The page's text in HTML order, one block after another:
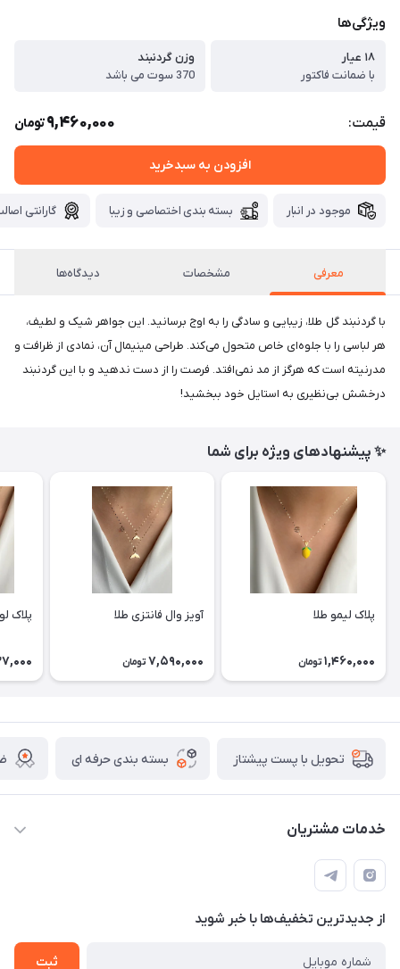
ویژگی‌ها
۱۸ عیار
با ضمانت فاکتور
وزن گردنبند
370 سوت می باشد
قیمت: 9,460,000تومان
افزودن به سبدخرید
موجود در انبار بسته بندی اختصاصی و زیبا گارانتی
معرفی مشخصات دیدگاه‌ها
با گردنبند گل طلا، زیبایی و سادگی را به اوج برسانید. این جواهر شیک و لطیف،
هر لباسی را با جلوه‌ای خاص متحول می‌کند. طراحی مینیمال آن، نمادی از ظرافت و
مدرنیته است که هرگز از مد نمی‌افتد. فرصت را از دست ندهید و با این گردنبند
درخشش بی‌نظیری به استایل خود ببخشید!
✨ پیشنهادهای ویژه برای شما
پلاک لیمو طلا
1,460,000 تومان
آویز وال فانتزی طلا
7,590,000 تومان
پلاک
تحویل با پست پیشتاز بسته بندی حرفه ای
خدمات مشتریان
قوانین
تماس با ما
سوالات متداول و پر تکرار
آموزش خرید و پیگیری سفارش
از جدید‌ترین تخفیف‌ها با‌ خبر شوید
ثبت